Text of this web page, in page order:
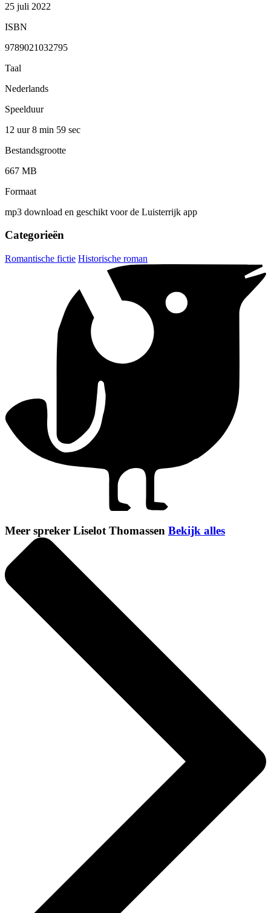
25 juli 2022
ISBN
9789021032795
Taal
Nederlands
Speelduur
12 uur 8 min 59 sec
Bestandsgrootte
667 MB
Formaat
mp3 download en geschikt voor de Luisterrijk app
Categorieën
Romantische fictie Historische roman
Meer spreker Liselot Thomassen Bekijk alles